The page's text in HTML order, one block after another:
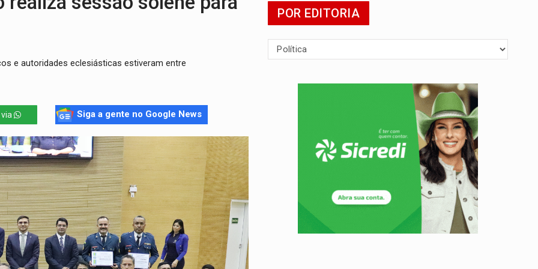
de emancipação com programação esportiva
de plástico ou petróleo em ovos
casal de idosos na zona Leste
cerca de 1kg de ouro em Rondônia
Alfredo Gaspar como vice, alvo de denúncia por estupro
briga entre vizinhos
e autoridades eclesiásticas estiveram entre
Siga a gente no Google News
POR EDITORIA